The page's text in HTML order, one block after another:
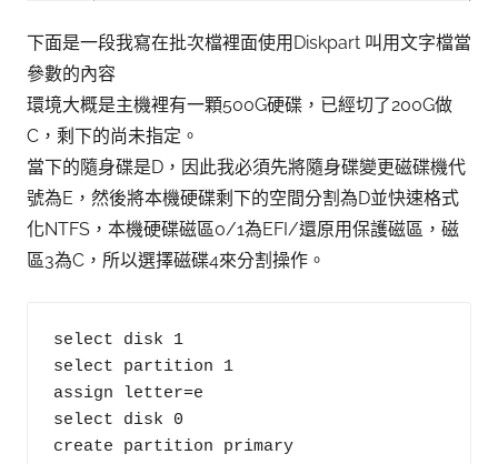
下面是一段我寫在批次檔裡面使用Diskpart 叫用文字檔當
參數的內容
環境大概是主機裡有一顆500G硬碟，已經切了200G做
C，剩下的尚未指定。
當下的隨身碟是D，因此我必須先將隨身碟變更磁碟機代
號為E，然後將本機硬碟剩下的空間分割為D並快速格式
化NTFS，本機硬碟磁區0/1為EFI/還原用保護磁區，磁
區3為C，所以選擇磁碟4來分割操作。
select disk 1
select partition 1
assign letter=e
select disk 0
create partition primary